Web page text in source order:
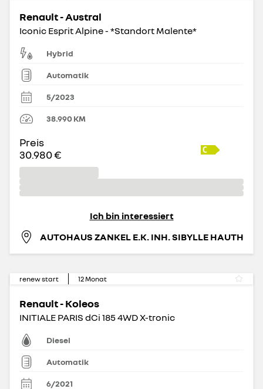
Renault - Austral
Iconic Esprit Alpine - *Standort Malente*
Hybrid
Automatik
5/2023
38.990KM
Preis
30.980 €
Ich bin interessiert
AUTOHAUS ZANKEL E.K. INH. SIBYLLE HAUTH
renew start 12Monat
Renault - Koleos
INITIALE PARIS dCi 185 4WD X-tronic
Diesel
Automatik
6/2021